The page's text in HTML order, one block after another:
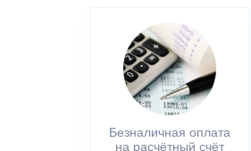
Безналичная оплата
на расчётный счёт